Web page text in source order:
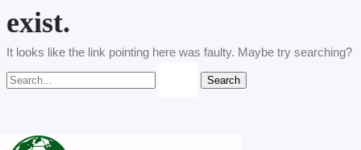
exist.
It looks like the link pointing here was faulty. Maybe try searching?